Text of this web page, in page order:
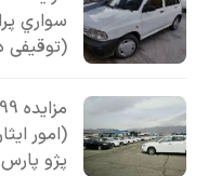
(توقیفی
(امور
پژو پارس، پژو 405 ،